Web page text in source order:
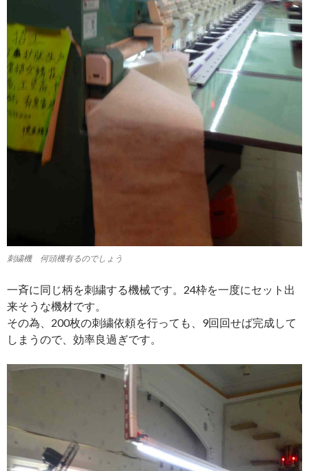
刺繍機 何頭機有るのでしょう
一斉に同じ柄を刺繍する機械です。24枠を一度にセット出
来そうな機材です。
その為、200枚の刺繍依頼を行っても、9回回せば完成して
しまうので、効率良過ぎです。